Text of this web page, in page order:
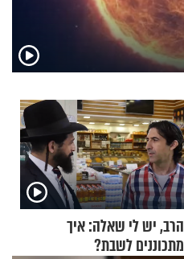
הרב, יש לי שאלה: איך
מתכוננים לשבת?